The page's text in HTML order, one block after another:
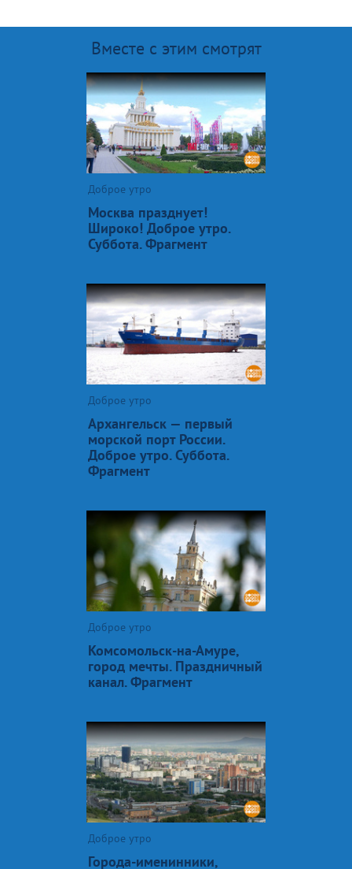
Вместе с этим смотрят
Доброе утро
Москва празднует!
Широко! Доброе утро.
Суббота. Фрагмент
Доброе утро
Архангельск — первый
морской порт России.
Доброе утро. Суббота.
Фрагмент
Доброе утро
Комсомольск-на-Амуре,
город мечты. Праздничный
канал. Фрагмент
Доброе утро
Города-именинники,